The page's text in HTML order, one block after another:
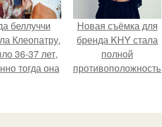
беллуччи
Клеопатру,
36-37 лет,
тогда она
Новая съёмка для
бренда KHY стала
полной
противоположностью
ассоциировалась